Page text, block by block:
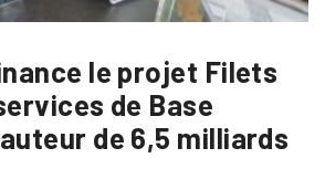
le projet Filets
de Base
de 6,5 milliards